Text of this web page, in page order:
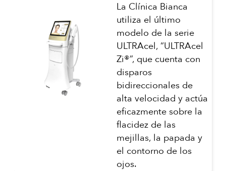
La Clínica Bianca
utiliza el último
modelo de la serie
ULTRAcel, “ULTRAcel
Zi®”, que cuenta con
disparos
bidireccionales de
alta velocidad y actúa
eficazmente sobre la
flacidez de las
mejillas, la papada y
el contorno de los
ojos.